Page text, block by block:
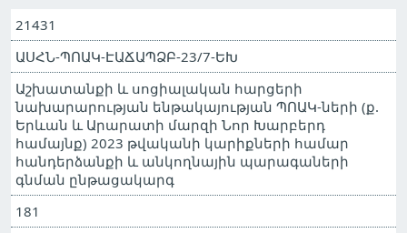
21431
ԱՍՀՆ-ՊՈԱԿ-ԷԱՃԱՊՁԲ-23/7-ԵԽ
Աշխատանքի և սոցիալական հարցերի
նախարարության ենթակայության ՊՈԱԿ-ների (ք.
Երևան և Արարատի մարզի Նոր Խարբերդ
համայնք) 2023 թվականի կարիքների համար
հանդերձանքի և անկողնային պարագաների
գնման ընթացակարգ
181